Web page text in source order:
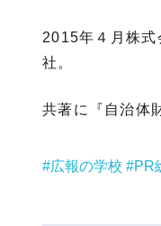
2015年４月株式
社。
共著に『自治体
広報の学校 PR